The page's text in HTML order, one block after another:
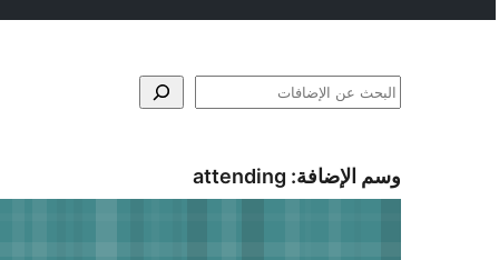
البحث
وسم الإضافة: attending